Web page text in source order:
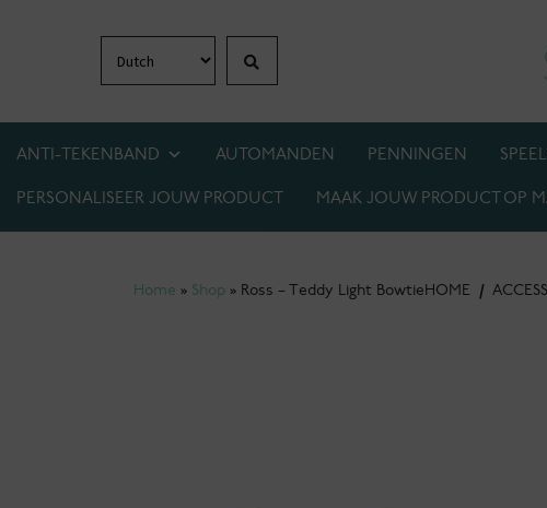
navigatie
inhoud
ANTI-TEKENBAND AUTOMANDEN PENNINGEN
PERSONALISEER JOUW PRODUCT MAAK JOUW PRODUCT OP
Home » Shop » Ross – Teddy Light BowtieHOME /